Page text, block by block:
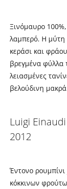
Ξινόμαυρο
λαμπερό. Η μύτη
κεράσι και
βρεγμένα φύλλα
λειασμένες
βελούδινη
Luigi
2012
Έντονο
κόκκινων